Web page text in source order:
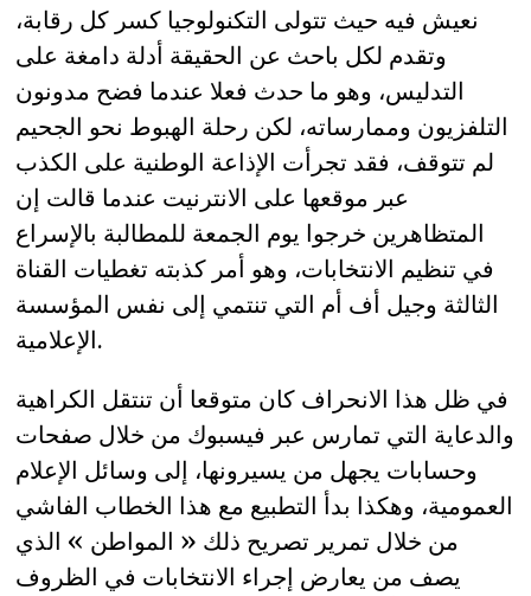
نعيش فيه حيث تتولى التكنولوجيا كسر كل رقابة،
وتقدم لكل باحث عن الحقيقة أدلة دامغة على
التدليس، وهو ما حدث فعلا عندما فضح مدونون
التلفزيون وممارساته، لكن رحلة الهبوط نحو الجحيم
لم تتوقف، فقد تجرأت الإذاعة الوطنية على الكذب
عبر موقعها على الانترنيت عندما قالت إن
المتظاهرين خرجوا يوم الجمعة للمطالبة بالإسراع
في تنظيم الانتخابات، وهو أمر كذبته تغطيات القناة
الثالثة وجيل أف أم التي تنتمي إلى نفس المؤسسة
الإعلامية.
في ظل هذا الانحراف كان متوقعا أن تنتقل الكراهية
والدعاية التي تمارس عبر فيسبوك من خلال صفحات
وحسابات يجهل من يسيرونها، إلى وسائل الإعلام
العمومية، وهكذا بدأ التطبيع مع هذا الخطاب الفاشي
من خلال تمرير تصريح ذلك « المواطن » الذي
يصف من يعارض إجراء الانتخابات في الظروف